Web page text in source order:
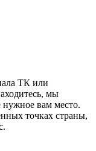
ТК или
мы
нужное вам место.
точках страны,